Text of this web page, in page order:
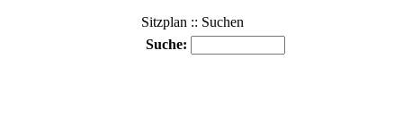
Sitzplan :: Suchen
Suche: